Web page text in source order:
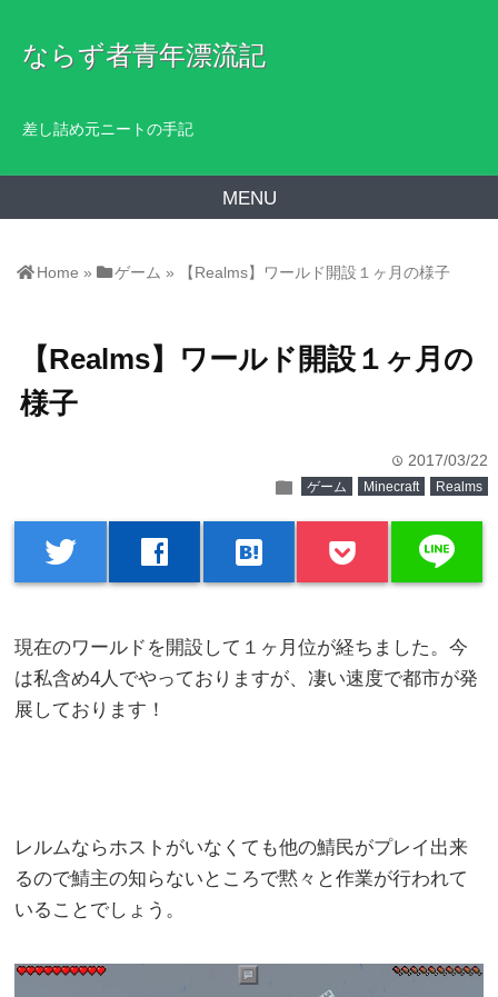
ならず者青年漂流記
差し詰め元ニートの手記
MENU
Home » ゲーム » 【Realms】ワールド開設１ヶ月の様子
【Realms】ワールド開設１ヶ月の
様子
time 2017/03/22
folder ゲーム Minecraft Realms
twitter facebook hatenabookmark line
現在のワールドを開設して１ヶ月位が経ちました。今
は私含め4人でやっておりますが、凄い速度で都市が発
展しております！
レルムならホストがいなくても他の鯖民がプレイ出来
るので鯖主の知らないところで黙々と作業が行われて
いることでしょう。